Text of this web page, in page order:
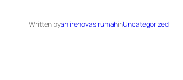
Written byahlirenovasirumahinUncategorized